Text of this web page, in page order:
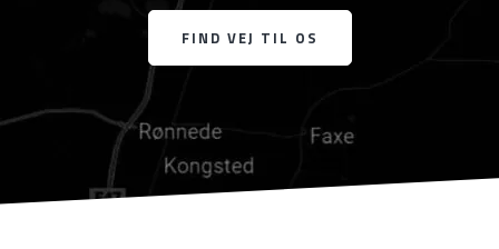
FIND VEJ TIL OS